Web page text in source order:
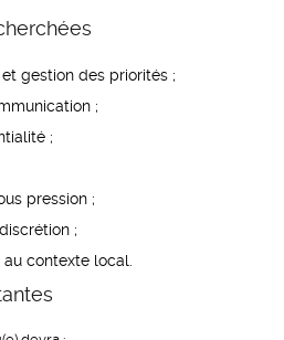
gestion des priorités ;
;
;
pression ;
;
contexte local.